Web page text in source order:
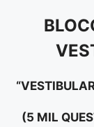
(5 MIL